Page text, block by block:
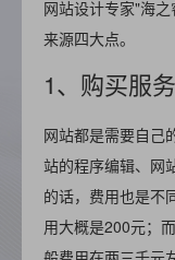
网站设计专家"海
来源四大点。
1、购买服
网站都是需要自己
站的程序编辑、网
的话，费用也是不
用大概是200元；